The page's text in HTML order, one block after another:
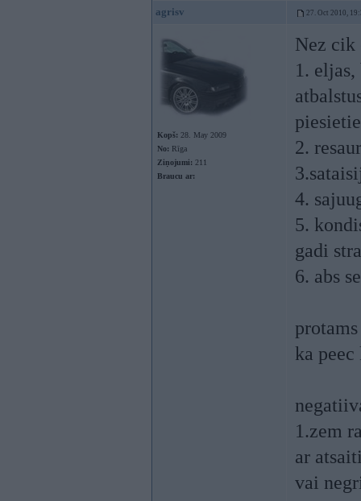
agrisv 27. Oct 2010,
Kopš: 28. May 2009
No: Rīga
Ziņojumi: 211
Braucu ar:
Nez cik
1.
2.
4.
5.
gadi
6. abs
ka
1.zem
ar
vai